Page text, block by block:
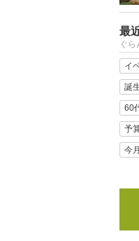
最
ぐ
イ
誕
60
予
今